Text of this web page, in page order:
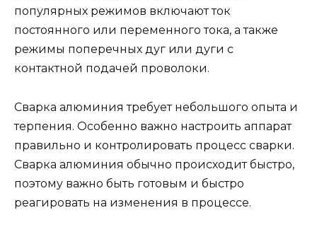
популярных режимов включают ток
постоянного или переменного тока, а также
режимы поперечных дуг или дуги с
контактной подачей проволоки.
Сварка алюминия требует небольшого опыта и
терпения. Особенно важно настроить аппарат
правильно и контролировать процесс сварки.
Сварка алюминия обычно происходит быстро,
поэтому важно быть готовым и быстро
реагировать на изменения в процессе.